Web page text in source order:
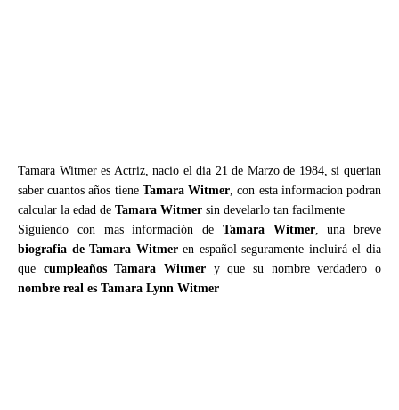
Tamara Witmer es Actriz, nacio el dia 21 de Marzo de 1984, si querian
saber cuantos años tiene Tamara Witmer, con esta informacion podran
calcular la edad de Tamara Witmer sin develarlo tan facilmente
Siguiendo con mas información de Tamara Witmer, una breve
biografia de Tamara Witmeren español seguramente incluirá el dia
que cumpleaños Tamara Witmer y que su nombre verdadero o
nombre real es Tamara Lynn Witmer